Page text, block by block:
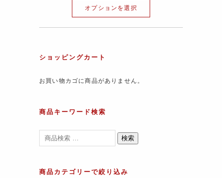
オプションを選択
ショッピングカート
お買い物カゴに商品がありません。
商品キーワード検索
検索
商品カテゴリーで絞り込み